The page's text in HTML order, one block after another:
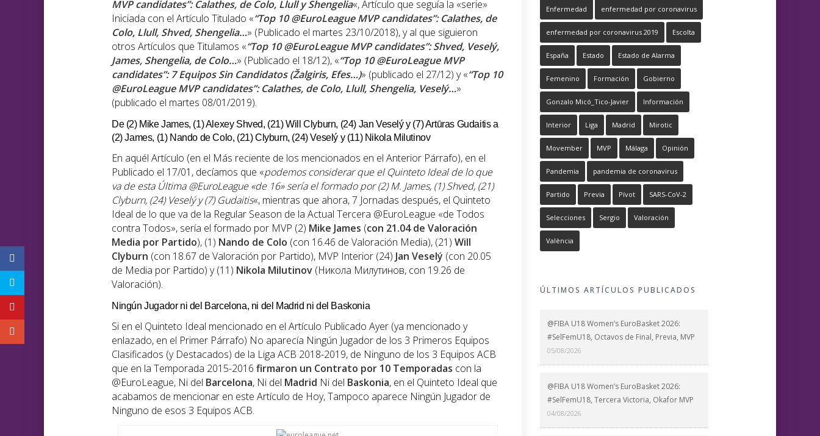
MVP candidates”: Calathes, de Colo, Llull y Shengelia«, Artículo que seguía la «serie»
Iniciada con el Artículo Titulado «“Top 10 @EuroLeague MVP candidates”: Calathes, de
Colo, Llull, Shved, Shengelia…» (Publicado el martes 23/10/2018), y al que siguieron
otros Artículos que Titulamos «“Top 10 @EuroLeague MVP candidates”: Shved, Veselý,
James, Shengelia, de Colo…» (Publicado el 18/12), «“Top 10 @EuroLeague MVP
candidates”: 7 Equipos Sin Candidatos (Žalgiris, Efes…)» (publicado el 27/12) y «“Top 10
@EuroLeague MVP candidates”: Calathes, de Colo, Llull, Shengelia, Veselý…»
(publicado el martes 08/01/2019).
De (2) Mike James, (1) Alexey Shved, (21) Will Clyburn, (24) Jan Veselý y (7) Artūras Gudaitis a
(2) James, (1) Nando de Colo, (21) Clyburn, (24) Veselý y (11) Nikola Milutinov
En aquél Artículo (en el Más reciente de los mencionados en el Anterior Párrafo), en el
Publicado el 17/01, decíamos que «podemos considerar que el Quinteto Ideal de lo que
va de esta Última@EuroLeague«de 16» sería el formado por (2)M. James, (1)Shved, (21)
Clyburn, (24) Veselýy (7)Gudaitis«, mientras que ahora, 7 Jornadas después, el Quinteto
Ideal de lo que va de la Regular Season de la Actual Tercera @EuroLeague «de Todos
contra Todos», sería el formado por MVP (2) Mike James (con 21.04 de Valoración
Media por Partido), (1) Nando de Colo (con 16.46 de Valoración Media), (21) Will
Clyburn (con 18.67 de Valoración por Partido), MVP Interior (24) Jan Veselý (con 20.05
de Media por Partido) y (11) Nikola Milutinov (Никола Милутинов, con 19.26 de
Valoración).
Ningún Jugador ni del Barcelona, ni del Madrid ni del Baskonia
Si en el Quinteto Ideal mencionado en el Artículo Publicado Ayer (ya mencionado y
enlazado, en el Primer Párrafo) No aparecía Ningún Jugador de los 3 Primeros Equipos
Clasificados (y Destacados) de la Liga ACB 2018-2019, de Ninguno de los 3 Equipos ACB
que en la Temporada 2015-2016 firmaron un Contrato por 10 Temporadas con la
@EuroLeague, Ni del Barcelona, Ni del Madrid Ni del Baskonia, en el Quinteto Ideal que
acabamos de mencionar en este Artículo de Hoy, Tampoco aparece Ningún Jugador de
Ninguno de esos 3 Equipos ACB.
Enfermedad enfermedad por coronavirus
enfermedad por coronavirus 2019 Escolta
España Estado Estado de Alarma
Femenino Formación Gobierno
Gonzalo Micó_Tico-Javier Información
Interior Liga Madrid Mirotic
Movember MVP Málaga Opinión
Pandemia pandemia de coronavirus
Partido Previa Pívot SARS-CoV-2
Selecciones Sergio Valoración
València
ÚLTIMOS ARTÍCULOS PUBLICADOS
@FIBA U18 Women’s EuroBasket 2026:
#SelFemU18, Octavos de Final, Previa, MVP
05/08/2026
@FIBA U18 Women’s EuroBasket 2026:
#SelFemU18, Tercera Victoria, Okafor MVP
04/08/2026